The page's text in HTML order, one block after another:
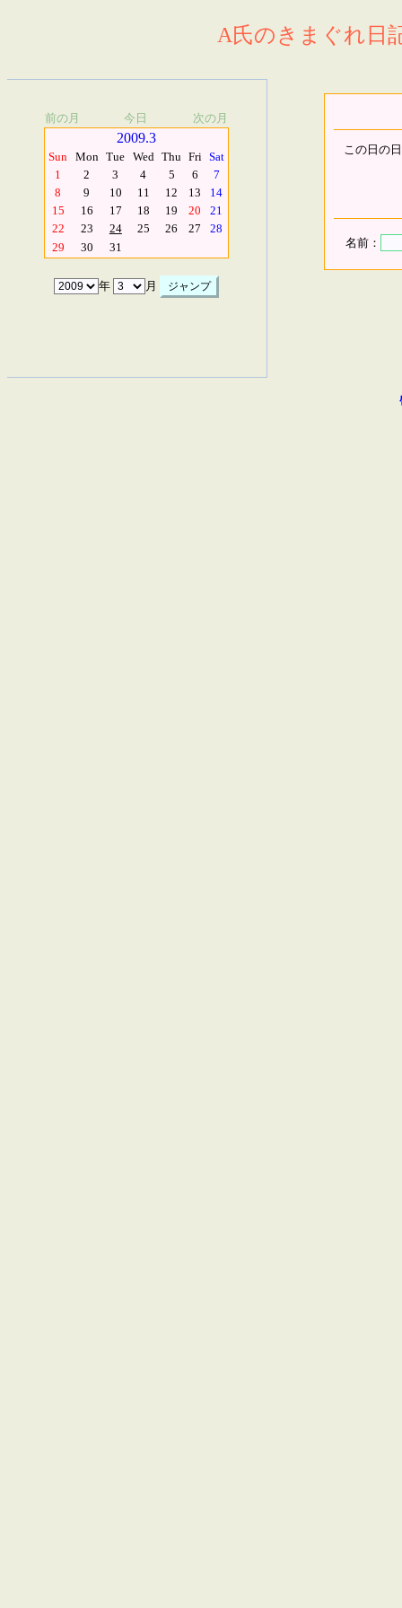
A氏のきまぐれ日
前の月 今日 次の月
2009.3
Sun Mon Tue Wed Thu Fri Sat
1
2 3 4 5 6
7
8
9 10 11 12 13
14
15
16 17 18 19 20
21
22
23 24 25 26 27
28
29
30 31
年 月
この日の
名前：